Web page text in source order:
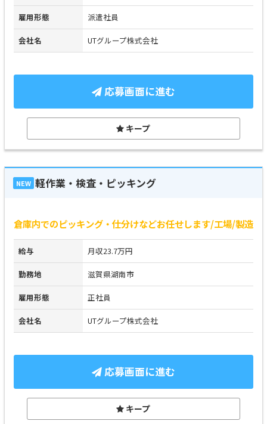
雇用形態 派遣社員
会社名 UTグループ株式会社
応募画面に進む
キープ
NEW 軽作業・検査・ピッキング
倉庫内でのピッキング・仕分けなどお任せします/工場/製造
給与 月収23.7万円
勤務地 滋賀県湖南市
雇用形態 正社員
会社名 UTグループ株式会社
応募画面に進む
キープ